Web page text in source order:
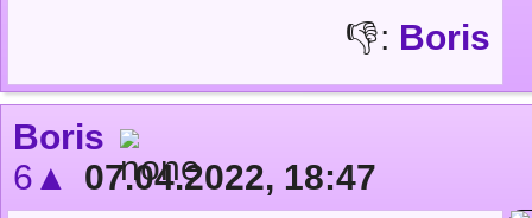
👎: Boris
Boris
6▲
07.04.2022, 18:47